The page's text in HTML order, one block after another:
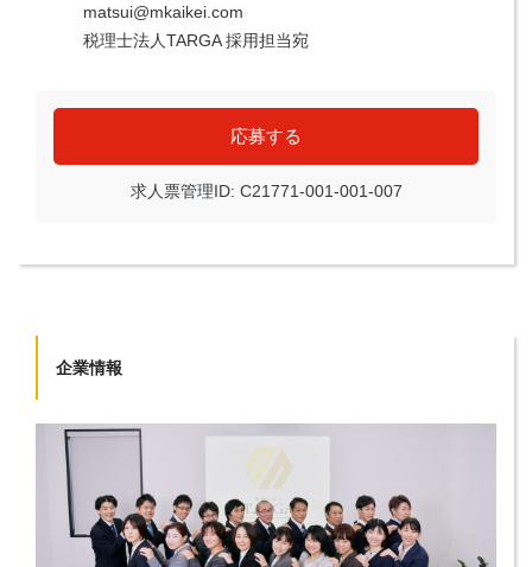
matsui@mkaikei.com
税理士法人TARGA 採用担当宛
応募する
求人票管理ID: C21771-001-001-007
企業情報